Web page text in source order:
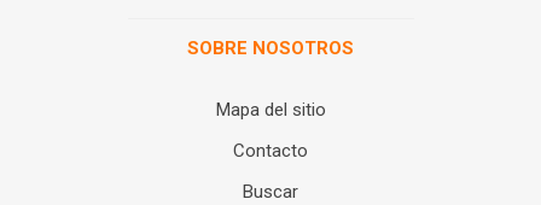
SOBRE NOSOTROS
Mapa del sitio
Contacto
Buscar